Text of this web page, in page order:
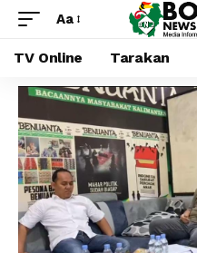
Aa
TV Online Tarakan